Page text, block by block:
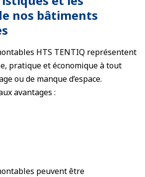
nos bâtiments
HTS TENTIQ représentent
pratique et économique à tout
ou de manque d’espace.
avantages :
peuvent être